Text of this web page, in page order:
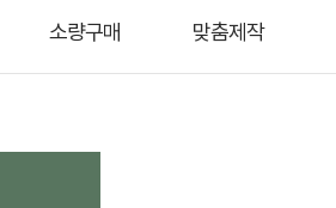
소량구매 맞춤제작